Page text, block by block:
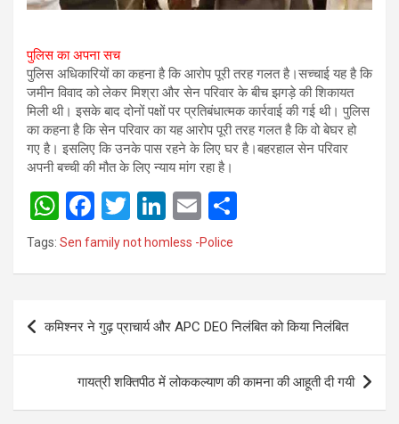
पुलिस का अपना सच
पुलिस अधिकारियों का कहना है कि आरोप पूरी तरह गलत है।सच्चाई यह है कि
जमीन विवाद को लेकर मिश्रा और सेन परिवार के बीच झगड़े की शिकायत
मिली थी। इसके बाद दोनों पक्षों पर प्रतिबंधात्मक कार्रवाई की गई थी। पुलिस
का कहना है कि सेन परिवार का यह आरोप पूरी तरह गलत है कि वो बेघर हो
गए है। इसलिए कि उनके पास रहने के लिए घर है।बहरहाल सेन परिवार
अपनी बच्ची की मौत के लिए न्याय मांग रहा है।
W
h
A
p
F
a
o
o
k
T
wi
Li
n
n
E
m
Tags: Sen family not homless -Police
Post
navigation
कमिश्नर ने गुढ़ प्राचार्य और APC DEO निलंबित को किया निलंबित
गायत्री शक्तिपीठ में लोककल्याण की कामना की आहूती दी गयी